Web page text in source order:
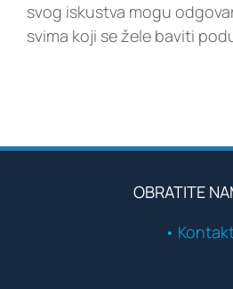
svog iskustva mogu
svima koji se žele baviti
OBRATITE
•